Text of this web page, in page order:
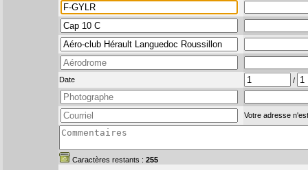
Date /
Votre adresse
Caractères restants : 255